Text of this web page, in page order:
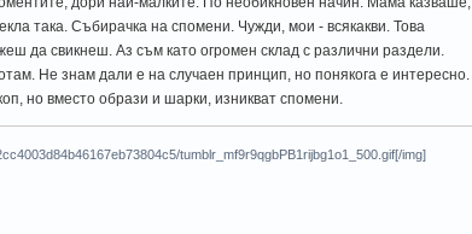
така. Събирачка на спомени. Чужди, мои - всякакви. Това
да свикнеш. Аз съм като огромен склад с различни раздели.
Не знам дали е на случаен принцип, но понякога е интересно.
но вместо образи и шарки, изникват спомени.
tumblr_mf9r9qgbPB1rijbg1o1_500.gif[/img]